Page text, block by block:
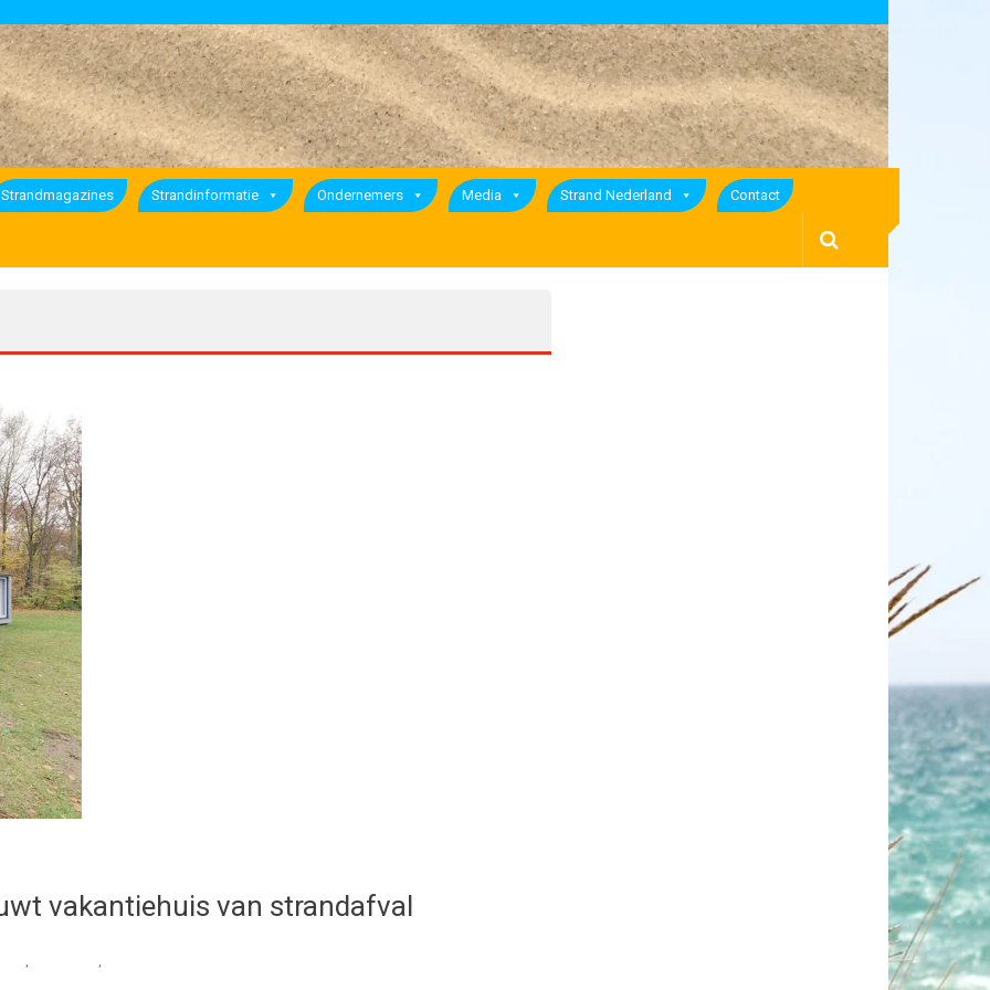
Strandmagazines Strandinformatie Ondernemers Media Strand Nederland Contact
vakantiehuis van strandafval
, ,